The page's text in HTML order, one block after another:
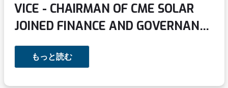
VICE - CHAIRMAN OF CME SOLAR
JOINED FINANCE AND GOVERNANCE
ACCELERATORS FOR A JUST
ENERGY TRANSITION HOSTED BY
もっと読む